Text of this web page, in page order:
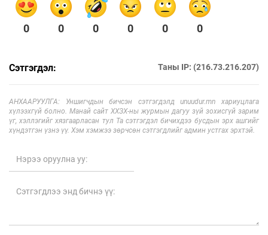
0 0 0 0 0 0
Сэтгэгдэл: Таны IP: (216.73.216.207)
АНХААРУУЛГА: Уншигчдын бичсэн сэтгэгдэлд unuudur.mn хариуцлага
хүлээхгүй болно. Манай сайт ХХЗХ-ны журмын дагуу зүй зохисгүй зарим
үг, хэллэгийг хязгаарласан тул Та сэтгэгдэл бичихдээ бусдын эрх ашгийг
хүндэтгэн үзнэ үү. Хэм хэмжээ зөрчсөн сэтгэгдлийг админ устгах эрхтэй.